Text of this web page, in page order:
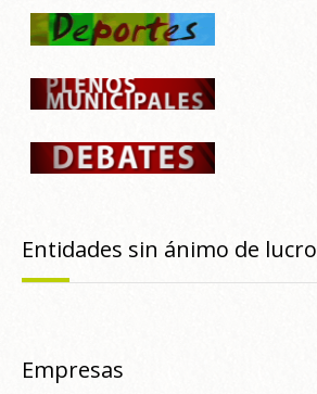
Entidades sin ánimo de lucro
Empresas